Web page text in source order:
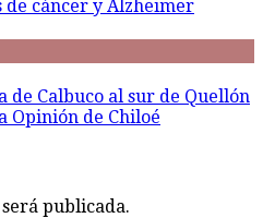
de cáncer y Alzheimer
de Calbuco al sur de Quellón
Opinión de Chiloé
publicada.